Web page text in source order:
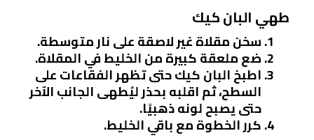
طهي البان كيك
سخن مقلاة غير لاصقة على نار متوسطة.
ضع ملعقة كبيرة من الخليط في المقلاة.
اطبخ البان كيك حتى تظهر الفقاعات على
السطح، ثم اقلبه بحذر ليُطهى الجانب الآخر
حتى يصبح لونه ذهبيًا.
كرر الخطوة مع باقي الخليط.